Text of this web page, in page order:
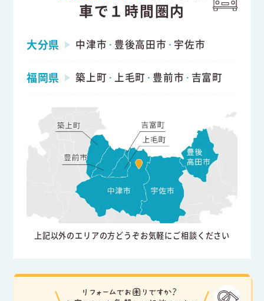
車で１時間圏内
大分県 中津市 ・ 豊後高田市 ・ 宇佐市
福岡県 築上町 ・ 上毛町 ・ 豊前市 ・ 吉富町
上記以外のエリアの方どうぞお気軽にご相談ください